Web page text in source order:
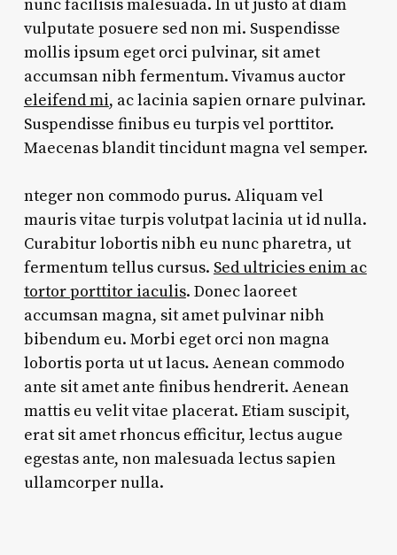
nunc facilisis malesuada. In ut justo at diam
vulputate posuere sed non mi. Suspendisse
mollis ipsum eget orci pulvinar, sit amet
accumsan nibh fermentum. Vivamus auctor
eleifend mi, ac lacinia sapien ornare pulvinar.
Suspendisse finibus eu turpis vel porttitor.
Maecenas blandit tincidunt magna vel semper.
nteger non commodo purus. Aliquam vel
mauris vitae turpis volutpat lacinia ut id nulla.
Curabitur lobortis nibh eu nunc pharetra, ut
fermentum tellus cursus. Sed ultricies enim ac
tortor porttitor iaculis. Donec laoreet
accumsan magna, sit amet pulvinar nibh
bibendum eu. Morbi eget orci non magna
lobortis porta ut ut lacus. Aenean commodo
ante sit amet ante finibus hendrerit. Aenean
mattis eu velit vitae placerat. Etiam suscipit,
erat sit amet rhoncus efficitur, lectus augue
egestas ante, non malesuada lectus sapien
ullamcorper nulla.